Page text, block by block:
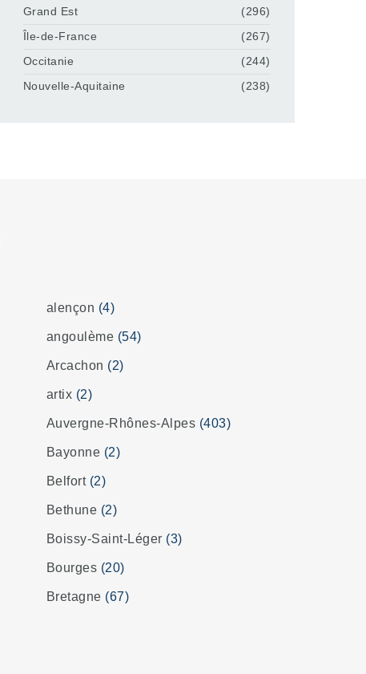
Grand Est
(296)
Île-de-France
(267)
Occitanie
(244)
Nouvelle-Aquitaine
(238)
alençon (4)
angoulème (54)
Arcachon (2)
artix (2)
Auvergne-Rhônes-Alpes (403)
Bayonne (2)
Belfort (2)
Bethune (2)
Boissy-Saint-Léger (3)
Bourges (20)
Bretagne (67)